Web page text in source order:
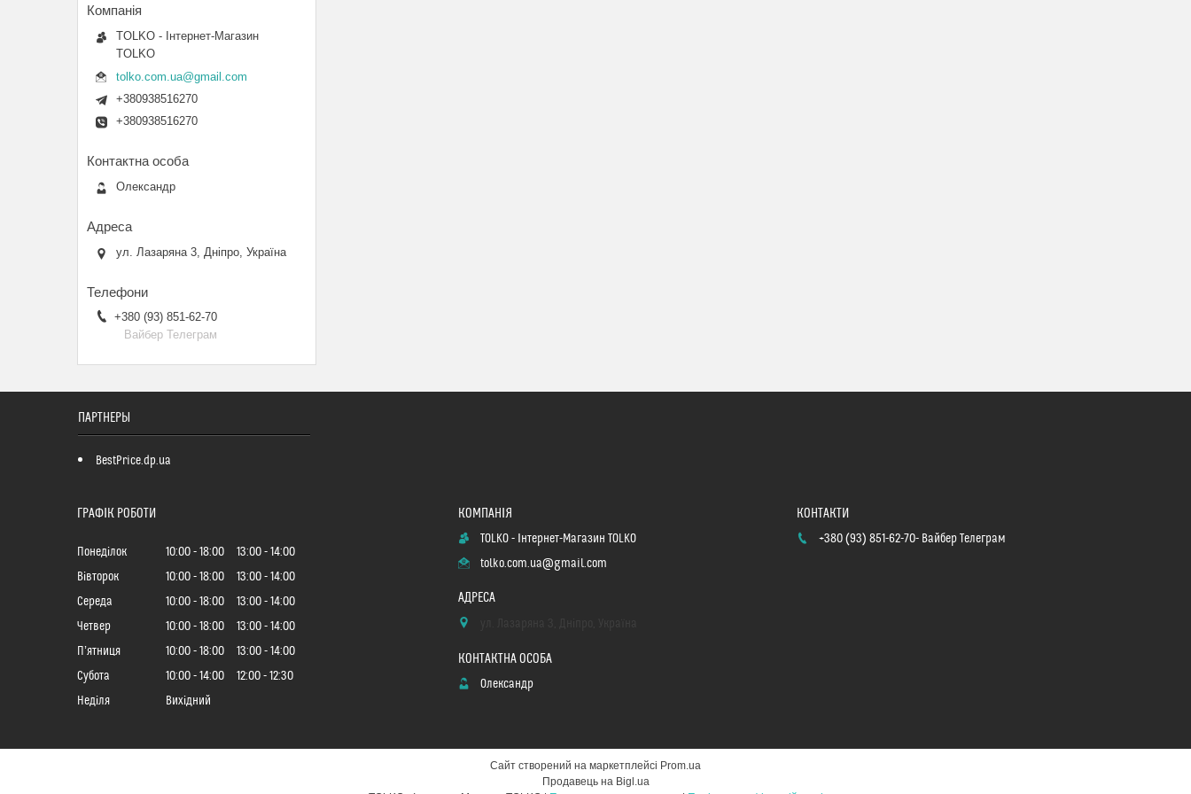
TOLKO - Інтернет-Магазин
TOLKO
tolko.com.ua@gmail.com
+380938516270
+380938516270
Олександр
ул. Лазаряна 3, Дніпро, Україна
+380 (93) 851-62-70
Вайбер Телеграм
ПАРТНЕРЫ
BestPrice.dp.ua
ГРАФІК РОБОТИ
Понеділок 10:00 18:00 13:00
14:00
Вівторок
10:00 18:00 13:00
14:00
Середа
10:00 18:00 13:00
14:00
Четвер
10:00 18:00 13:00
14:00
Пʼятниця
10:00 18:00 13:00
14:00
Субота
10:00 14:00 12:00
12:30
Неділя
Вихідний
TOLKO - Інтернет-Магазин TOLKO
tolko.com.ua@gmail.com
Олександр
+380 (93) 851-62-70 Вайбер Телеграм
Сайт створений на маркетплейсі Prom.ua
Продавець на Bigl.ua